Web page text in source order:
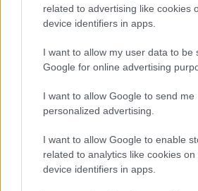
related to advertising like cookies
device identifiers in apps.
I want to allow my user data to be
Google for online advertising
I want to allow Google to send me
personalized advertising.
I want to allow Google to enable
related to analytics like cookies on
device identifiers in apps.